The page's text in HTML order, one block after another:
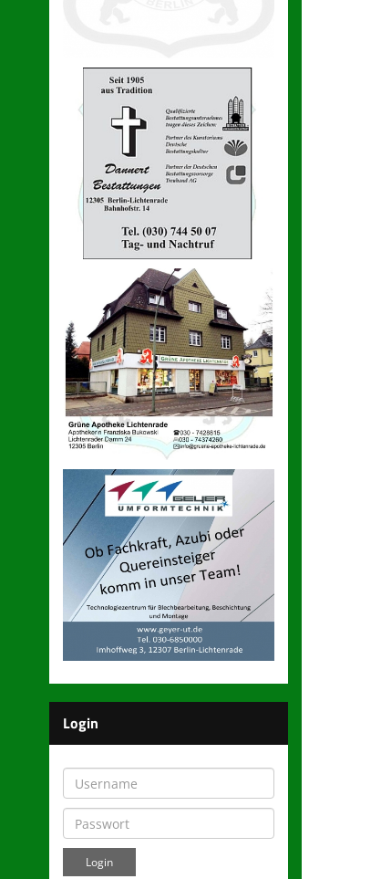
Login